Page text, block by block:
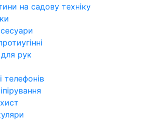
на садову техніку
рук
телефонів